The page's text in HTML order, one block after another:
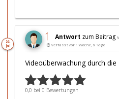
26.
Jul
1 Antwort zum Beitrag
Verfasst vor 1 Woche, 6 Tage
Videoüberwachung durch die
0,0 bei 0 Bewertungen